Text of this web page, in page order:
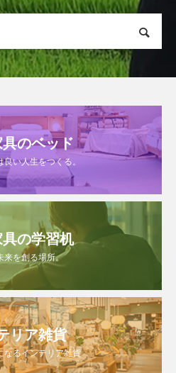
のベッド
い人生をつくる。
の学習机
来を創る場所。
リア雑貨
なるインテリア雑貨